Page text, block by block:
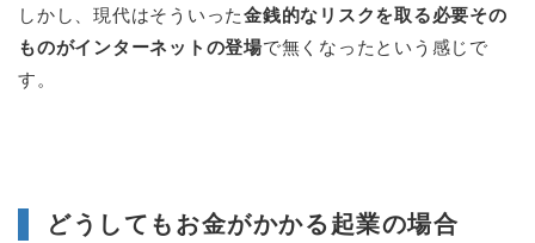
しかし、現代はそういった金銭的なリスクを取る必要その
ものがインターネットの登場で無くなったという感じで
す。
どうしてもお金がかかる起業の場合